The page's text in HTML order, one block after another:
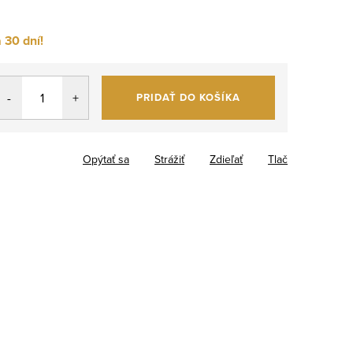
30 dní!
PRIDAŤ DO KOŠÍKA
Tlač
Opýtať sa Strážiť Zdieľať